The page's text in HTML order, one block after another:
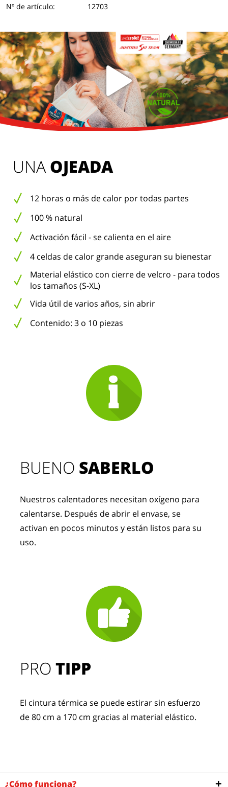
Nº de artículo: 12703
UNA OJEADA
12 horas o más de calor por todas partes
100 % natural
Activación fácil - se calienta en el aire
4 celdas de calor grande aseguran su bienestar
Material elástico con cierre de velcro - para todos
los tamaños (S-XL)
Vida útil de varios años, sin abrir
Contenido: 3 o 10 piezas
PROTIPP
El cintura térmica se puede estirar sin esfuerzo
de 80 cm a 170 cm gracias al material elástico.
BUENO SABERLO
Nuestros calentadores necesitan oxígeno para
calentarse. Después de abrir el envase, se
activan en pocos minutos y están listos para su
uso.
¿Cómo funciona?